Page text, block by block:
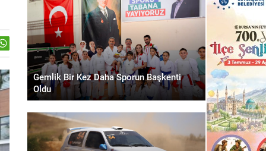
Gemlik Bir Kez Daha Sporun Başkenti
Oldu